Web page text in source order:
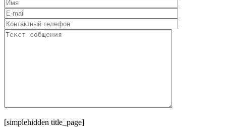
[simplehidden title_page]